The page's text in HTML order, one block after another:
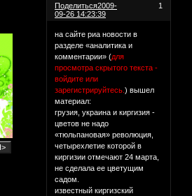
Поделиться 1
2009-
09-26 14:23:39
на сайте риа новости в
разделе «аналитика и
комментарии» (для
просмотра скрытого текста -
войдите или
зарегистрируйтесь.) вышел
материал:
грузия, украина и киргизия -
цветов не надо
«тюльпановая» революция,
четырехлетие которой в
киргизии отмечают 24 марта,
не сделала ее цветущим
садом.
известный киргизский